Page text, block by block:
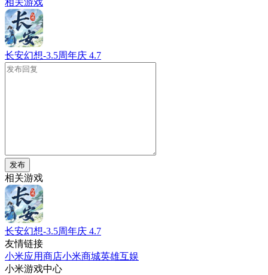
长安幻想-3.5周年庆 4.7
发布
相关游戏
长安幻想-3.5周年庆 4.7
友情链接
小米应用商店小米商城英雄互娱
小米游戏中心